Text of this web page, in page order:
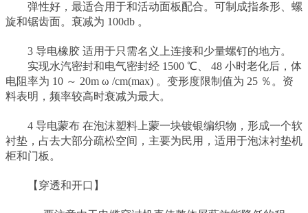
弹性好，最适合用于和活动面板配合。可制成指条形、螺
旋和锯齿面。衰减为 100db 。
3 导电橡胶 适用于只需名义上连接和少量螺钉的地方。
实现水汽密封和电气密封经 1500 ℃、 48 小时老化后，体
电阻率为 10 ～ 20m ω /cm(max) 。变形度限制值为 25 ％。资
料表明，频率较高时衰减为最大。
4 导电蒙布 在泡沫塑料上蒙一块镀银编织物，形成一个软
衬垫，占去大部分疏松空间，主要为民用，适用于泡沫衬垫机
柜和门板。
【穿透和开口】